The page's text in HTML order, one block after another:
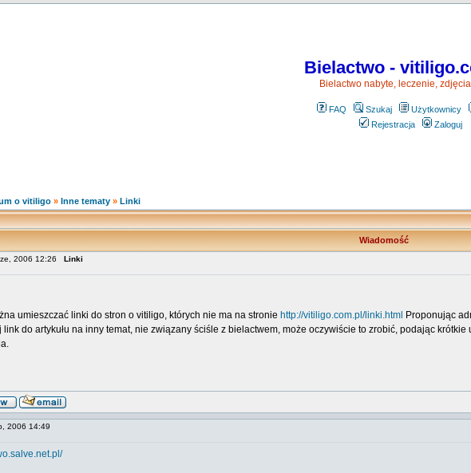
Bielactwo -
Bielactwo nabyte, leczenie,
FAQ Szukaj Użytkownicy
Rejestracja
Zaloguj
o vitiligo » Inne tematy » Linki
Wiadomość
2006 12:26 Linki
umieszczać linki do stron o vitiligo, których nie ma na stronie http://vitiligo.com.pl/linki.html Proponując
link do artykułu na inny temat, nie związany ściśle z bielactwem, może oczywiście to zrobić, podając
2006 14:49